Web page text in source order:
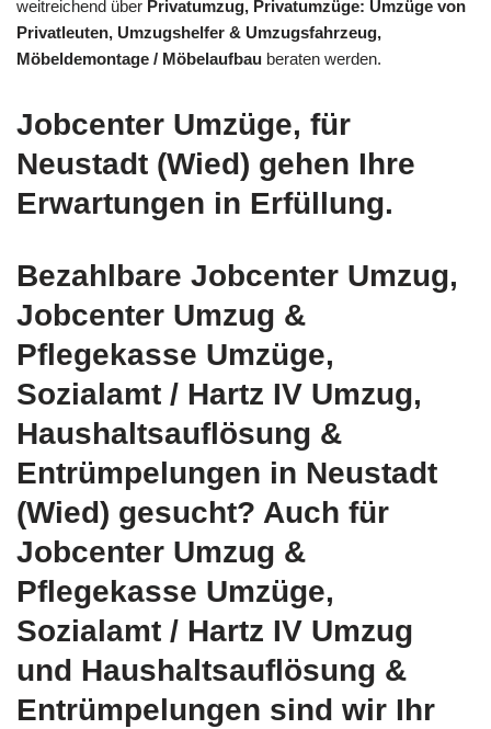
weitreichend über Privatumzug, Privatumzüge: Umzüge von
Privatleuten, Umzugshelfer & Umzugsfahrzeug,
Möbeldemontage / Möbelaufbau beraten werden.
Jobcenter Umzüge, für
Neustadt (Wied) gehen Ihre
Erwartungen in Erfüllung.
Bezahlbare Jobcenter Umzug,
Jobcenter Umzug &
Pflegekasse Umzüge,
Sozialamt / Hartz IV Umzug,
Haushaltsauflösung &
Entrümpelungen in Neustadt
(Wied) gesucht? Auch für
Jobcenter Umzug &
Pflegekasse Umzüge,
Sozialamt / Hartz IV Umzug
und Haushaltsauflösung &
Entrümpelungen sind wir Ihr